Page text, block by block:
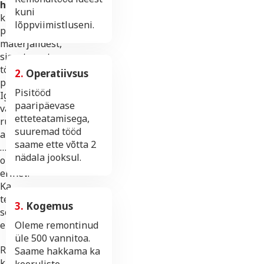
hind
kujuneb
peamiselt
materjalidest,
sisustusest,
tööetappide
paljususest.
Iga
vannituba,
ruum,
aluspind,
…
on
erinev.
Ka
tellijate
soovid
erinevad.
Remondifirma
kuni
lõppviimistluseni.
2. Operatiivsus
Pisitööd
paaripäevase
etteteatamisega,
suuremad tööd
saame ette võtta 2
nädala jooksul.
3. Kogemus
Oleme remontinud
üle 500 vannitoa.
Saame hakkama ka